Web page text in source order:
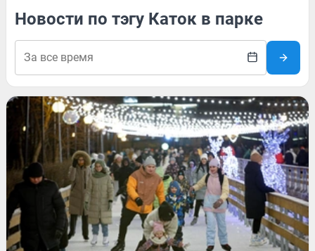
Новости по тэгу Каток в парке